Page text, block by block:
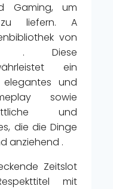
Gaming, um
liefern. A
von
. Diese
ein
elegantes und
sowie
und
die die Dinge
anziehend .
Zeitslot
mit